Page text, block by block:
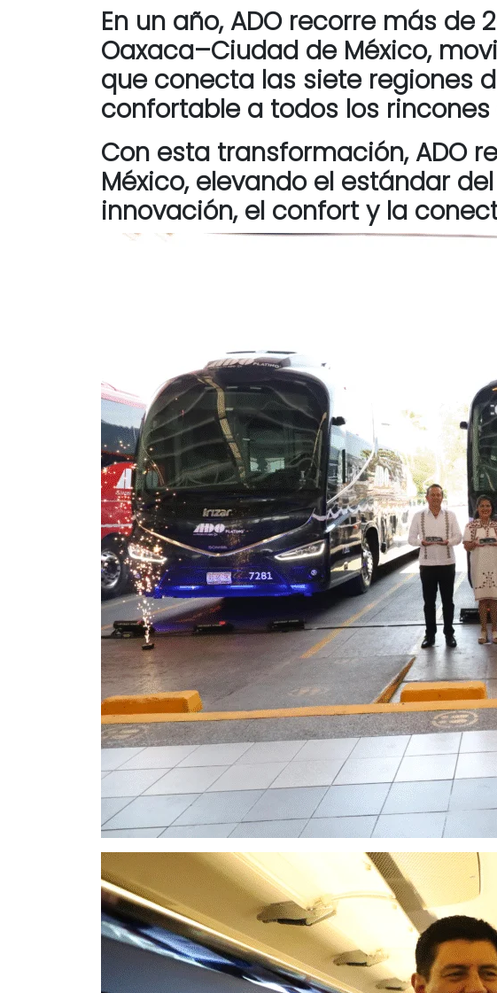
En un año, ADO recorre más
Oaxaca–Ciudad de México,
que conecta las siete regiones
confortable a todos los rincones
Con esta transformación, ADO
México, elevando el estándar
innovación, el confort y la